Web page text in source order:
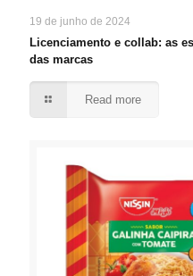
19 de junho de 2024
Licenciamento e collab: as
das marcas
Read more